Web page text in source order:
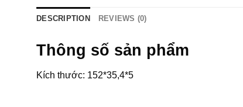
DESCRIPTION REVIEWS (0)
Thông số sản phẩm
Kích thước: 152*35,4*5